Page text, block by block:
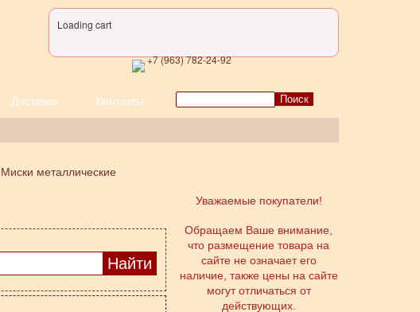
Loading cart
+7 (963) 782-24-92
Доставка Контакты Поиск
Миски металлические
Уважаемые покупатели!
Обращаем Ваше внимание,
что размещение товара на
сайте не означает его
наличие, также цены на сайте
могут отличаться от
действующих.